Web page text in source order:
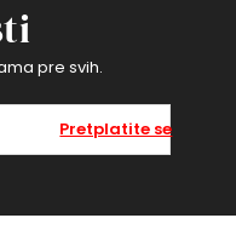
pre svih.
Pretplatite se